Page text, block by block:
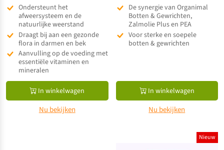
4.60
Ondersteunt het
afweersysteem en de
natuurlijke weerstand
Draagt bij aan een gezonde
flora in darmen en bek
Aanvulling op de voeding met
essentiële vitaminen en
mineralen
In winkelwagen
Nu bekijken
4.42
De synergie van Organimal
Botten & Gewrichten,
Zalmolie Plus en PEA
Voor sterke en soepele
botten & gewrichten
In winkelwagen
Nu bekijken
Nieuw